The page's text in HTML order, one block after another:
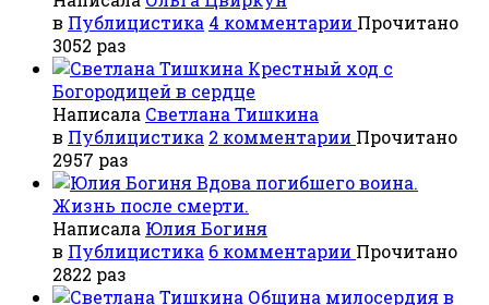
в Публицистика 4 комментарии Прочитано
3052 раз
Крестный ход с
Богородицей в сердце
Написала Светлана Тишкина
в Публицистика 2 комментарии Прочитано
2957 раз
Вдова погибшего воина.
Жизнь после смерти.
Написала Юлия Богиня
в Публицистика 6 комментарии Прочитано
2822 раз
Община милосердия в